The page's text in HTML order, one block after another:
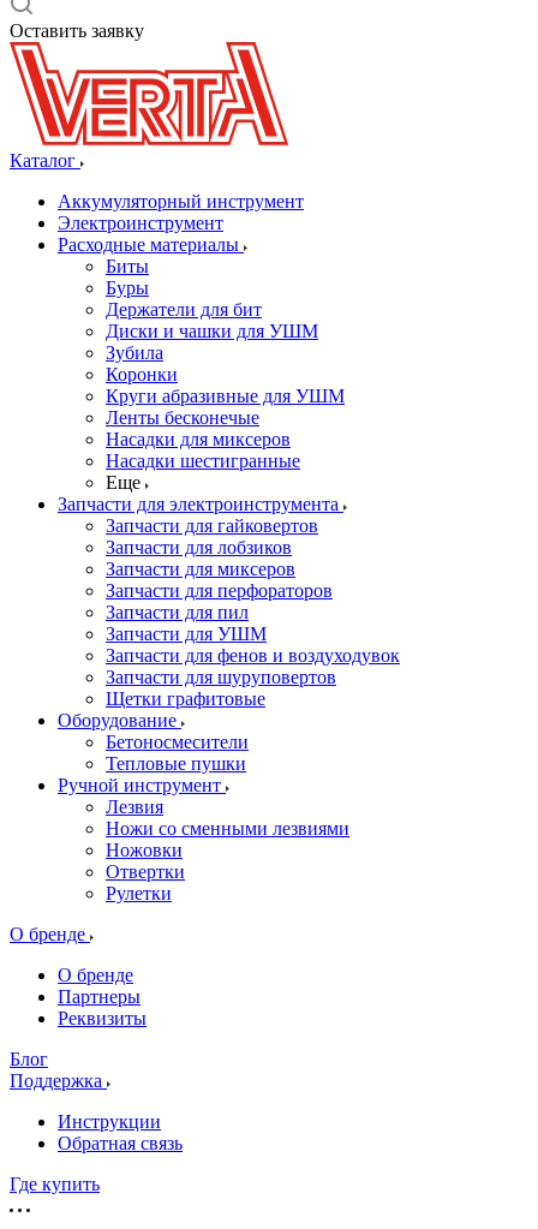
Оставить заявку
Каталог
Аккумуляторный инструмент
Электроинструмент
Расходные материалы
Биты
Буры
Держатели для бит
Диски и чашки для УШМ
Зубила
Коронки
Круги абразивные для УШМ
Ленты бесконечые
Насадки для миксеров
Насадки шестигранные
Еще
Запчасти для электроинструмента
Запчасти для гайковертов
Запчасти для лобзиков
Запчасти для миксеров
Запчасти для перфораторов
Запчасти для пил
Запчасти для УШМ
Запчасти для фенов и воздуходувок
Запчасти для шуруповертов
Щетки графитовые
Оборудование
Бетоносмесители
Тепловые пушки
Ручной инструмент
Лезвия
Ножи со сменными лезвиями
Ножовки
Отвертки
Рулетки
О бренде
О бренде
Партнеры
Реквизиты
Блог
Поддержка
Инструкции
Обратная связь
Где купить